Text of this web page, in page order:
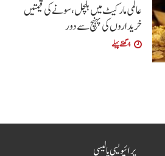
عالمی مارکیٹ میں ہلچل، سونے کی قیمتیں
خریداروں کی پہنچ سے دور
4 گھنٹے پہلے
پرائیویسی پالیسی